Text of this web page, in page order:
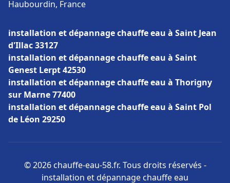
Haubourdin, France
installation et dépannage chauffe eau à Saint Jean
d'Illac 33127
installation et dépannage chauffe eau à Saint
Genest Lerpt 42530
installation et dépannage chauffe eau à Thorigny
sur Marne 77400
installation et dépannage chauffe eau à Saint Pol
de Léon 29250
© 2026 chauffe-eau-58.fr. Tous droits réservés -
installation et dépannage chauffe eau